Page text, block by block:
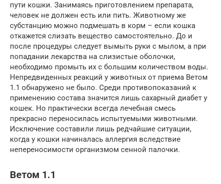
пути кошки. Занимаясь приготовлением препарата,
человек не должен есть или пить. Животному же
субстанцию можно подмешать в корм – если кошка
откажется слизать вещество самостоятельно. До и
после процедуры следует вымыть руки с мылом, а при
попадании лекарства на слизистые оболочки,
необходимо промыть их с большим количеством воды.
Непредвиденных реакций у животных от приема Ветом
1.1 обнаружено не было. Среди противопоказаний к
применению состава значится лишь сахарный диабет у
кошек. Но практически всегда лечебная смесь
прекрасно переносилась испытуемыми животными.
Исключение составили лишь редчайшие ситуации,
когда у кошки начиналась аллергия вследствие
непереносимости организмом сенной палочки.
Ветом 1.1